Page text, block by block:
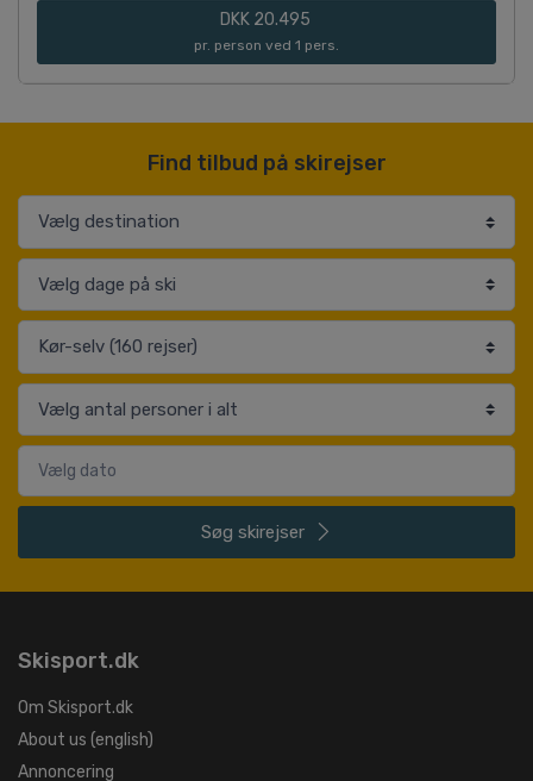
DKK 20.495
pr. person ved 1 pers.
Find tilbud på skirejser
Søg skirejser
Skisport.dk
Om Skisport.dk
About us (english)
Annoncering